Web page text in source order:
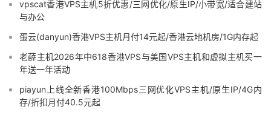
vpscat香港VPS主机5折优惠/三网优化/原生IP/小带宽/适合建站
与办公
蛋云(danyun)香港VPS主机月付14元起/香港云地机房/1G内存起
老薛主机2026年中618香港VPS与美国VPS主机和虚拟主机买一
年送一年活动
piayun上线全新香港100Mbps三网优化VPS主机/原生IP/4G内
存/折扣月付40.5元起